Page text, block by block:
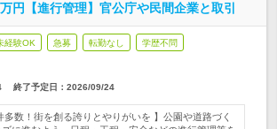
円【進行管理】官公庁や民間企業と取引
経験OK 急募 転勤なし 学歴不問
終了予定日： 2026/09/24
多数！街を創る誇りとやりがいを 】公園や道路づく